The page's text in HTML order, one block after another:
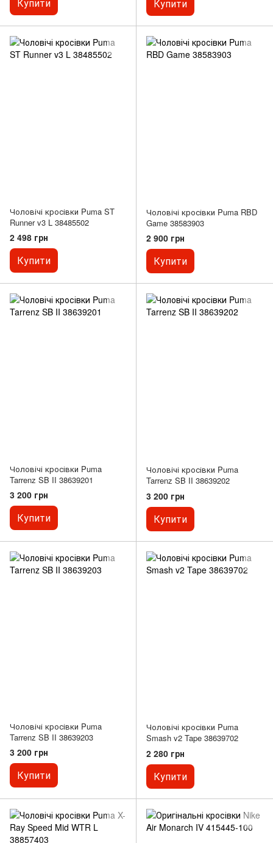
Купити
Чоловічі кросівки Puma ST
Runner v3 L 38485502
2 498 грн
Купити
Чоловічі кросівки Puma RBD
Game 38583903
2 900 грн
Купити
Чоловічі кросівки Puma
Tarrenz SB II 38639201
3 200 грн
Купити
Чоловічі кросівки Puma
Tarrenz SB II 38639202
3 200 грн
Купити
Чоловічі кросівки Puma
Tarrenz SB II 38639203
3 200 грн
Купити
Чоловічі кросівки Puma
Smash v2 Tape 38639702
2 280 грн
Купити